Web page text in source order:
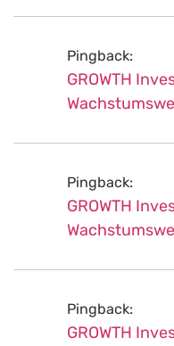
Pingback:
GROWTH
Pingback:
GROWTH
Pingback:
GROWTH